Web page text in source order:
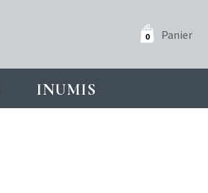
0 Panier
INUMIS